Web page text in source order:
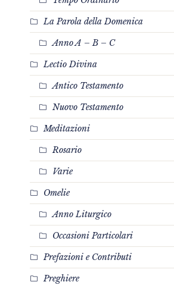
La Parola della Domenica
Anno A – B – C
Lectio Divina
Antico Testamento
Nuovo Testamento
Meditazioni
Rosario
Varie
Omelie
Anno Liturgico
Occasioni Particolari
Prefazioni e Contributi
Preghiere